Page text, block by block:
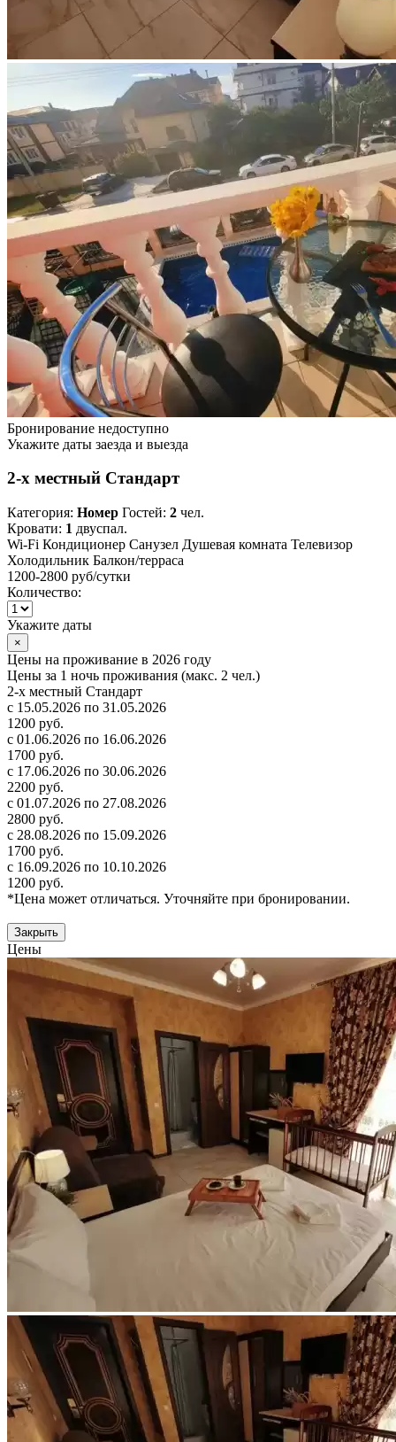
Бронирование недоступно
Укажите даты заезда и выезда
2-х местный Стандарт
Категория: Номер Гостей: 2 чел.
Кровати: 1 двуспал.
Wi-Fi Кондиционер Санузел Душевая комната Телевизор
Холодильник Балкон/терраса
1200-2800 руб/сутки
Количество:
Укажите даты
×
Цены на проживание в 2026 году
Цены за 1 ночь проживания (макс. 2 чел.)
2-х местный Стандарт
с 15.05.2026 по 31.05.2026
1200 руб.
с 01.06.2026 по 16.06.2026
1700 руб.
с 17.06.2026 по 30.06.2026
2200 руб.
с 01.07.2026 по 27.08.2026
2800 руб.
с 28.08.2026 по 15.09.2026
1700 руб.
с 16.09.2026 по 10.10.2026
1200 руб.
*Цена может отличаться. Уточняйте при бронировании.
Закрыть
Цены